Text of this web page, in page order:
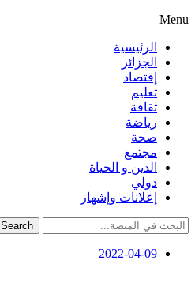
Menu
الرئيسية
الجزائر
إقتصاد
تعليم
ثقافة
رياضة
صحة
مجتمع
الدين و الحياة
دولي
إعلانات وإشهار
Search
2022-04-09